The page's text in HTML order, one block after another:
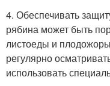
4. Обеспечивать
рябина может быть
листоеды и
регулярно
использовать